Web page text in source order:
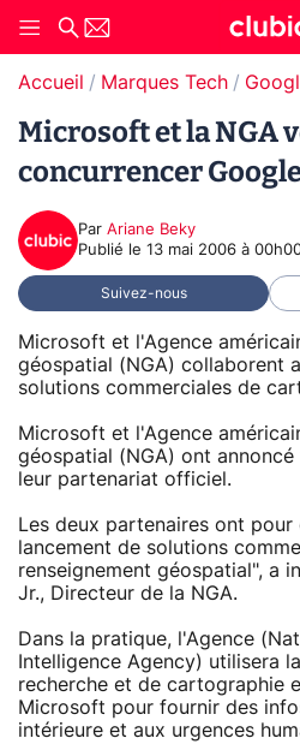
Accueil Marques Tech
Microsoft et la NGA
concurrencer
Par Ariane Beky
Publié le 13 mai 2006 à
Suivez-nous
Microsoft et l'Agence
géospatial (NGA) collaborent
solutions commerciales de
Microsoft et l'Agence
géospatial (NGA) ont
leur partenariat officiel.
Les deux partenaires ont
lancement de solutions
renseignement géospatial", a
Jr., Directeur de la NGA.
Dans la pratique, l'Agence
Intelligence Agency) utilisera
recherche et de cartographie
Microsoft pour fournir des
intérieure et aux urgences